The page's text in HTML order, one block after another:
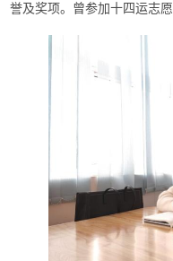
誉及奖项。曾参加十四运志